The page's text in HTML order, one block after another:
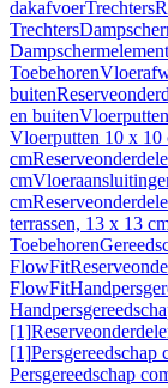
dakafvoerTrechters
Trechters
Toebehoren
buiten
en buiten
Vloerputten 10 x 10
cm
cm
cm
terrassen, 13 x 13
Toebehoren
FlowFit
FlowFit
[1]
[1]
Persgereedschap